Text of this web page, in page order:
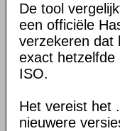
De tool
een officiële
verzekeren dat
exact hetzelfde
ISO.
Het vereist het
nieuwere